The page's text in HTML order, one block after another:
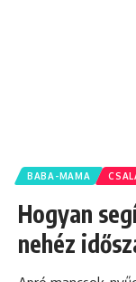
BABA-MAMA
Hogyan
nehéz